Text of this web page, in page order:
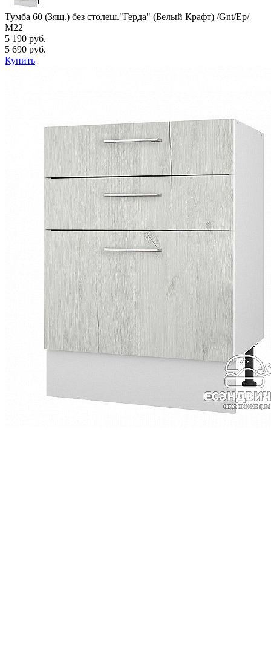
Тумба 60 (3ящ.) без столеш."Герда" (Белый Крафт) /Gnt/Ep/
М22
5 190 руб.
5 690 руб.
Купить